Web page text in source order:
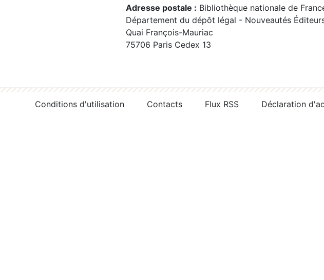
Adresse postale : Bibliothèque nationale de
Département du dépôt légal - Nouveautés
Quai François-Mauriac
75706 Paris Cedex 13
Conditions d'utilisation Contacts Flux RSS Déclaration